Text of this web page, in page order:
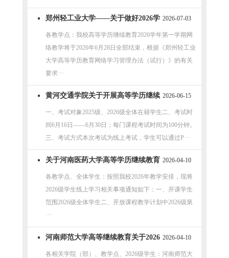
2026-07-03
郑州轻工业大学——关于做好2026学
年第一学期网络教学考试工作的通知
各教学点：我校高等学历继续教育2026学年第一学期网
络教学将于2026年6月28日全部结束，根据《郑州轻工业
大学高等学历教育网络学习管理办法（试行）》的有关
要求···
2026-06-15
黄河交通学院关于开展高等学历继续
教育2026年春季学期线上期末考试工
作的通知
一、考试对象2025级、2026级全体在籍学生二、考试时
间6月16日——6月30日；每门课程考试时间为100分钟。
三、考试方式本次考试为线上考试，学生可以通过P···
2026-04-10
关于河南医药大学高等学历继续教育
2026级第一学期线上学习安排的通知
各教学点、全体学生：按照我校2026年教学安排，现将
2026级学生线上学习相关事项通知如下：一、开课学生
范围2026级全体学生二、开放课程教学计划中2026级第
···
2026-04-10
河南师范大学高等继续教育关于2026
级新生第一学年线上课程开课的通知
各相关学院（部）、教学点、2026级学生：河南师范大